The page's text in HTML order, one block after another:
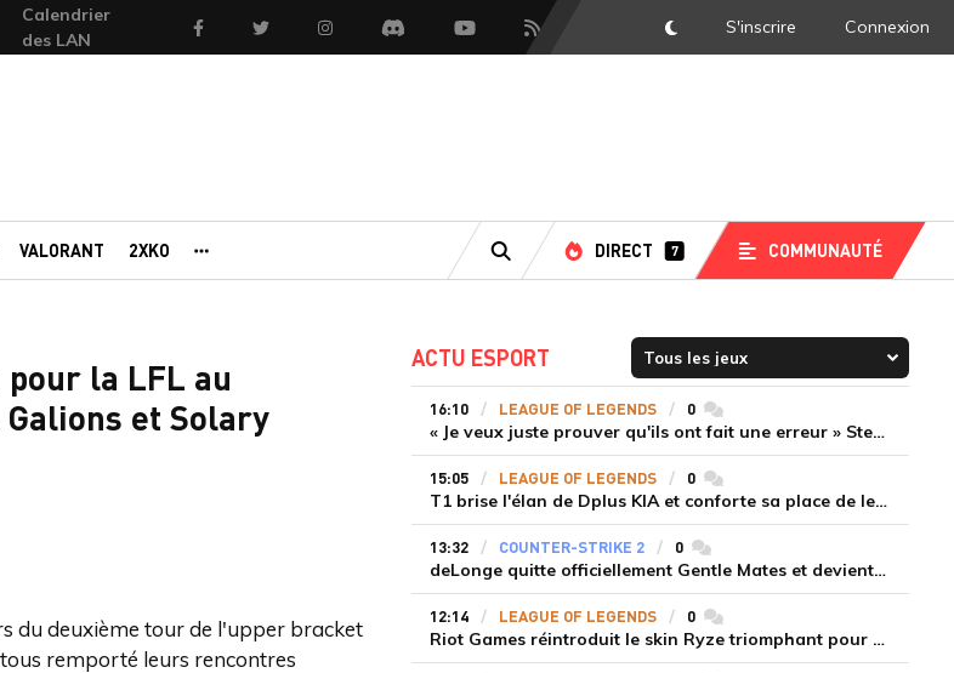
Calendrier
des LAN
FacebookTwitter InstagramDiscord YoutubeFlux RSS DarkMode
S'inscrire Connexion
VALORANT 2XKO
RECHERCHE
DIRECT 7 COMMUNAUTÉ
la LFL au
et Solary
du deuxième tour de l'upper bracket
remporté leurs rencontres
ACTU ESPORT
16:10 LEAGUE OF LEGENDS 0commentaires
« Je veux juste prouver qu'ils ont fait une erreur » Stend se confie sur son mercato chaotique et ses ambitions avec Shifters
15:05 LEAGUE OF LEGENDS 0commentaires
T1 brise l'élan de Dplus KIA et conforte sa place de leader en LCK 2026 Rounds 3-4
13:32 COUNTER-STRIKE 2 0commentaires
deLonge quitte officiellement Gentle Mates et devient agent libre
12:14 LEAGUE OF LEGENDS 0commentaires
Riot Games réintroduit le skin Ryze triomphant pour récompenser la scène amateur